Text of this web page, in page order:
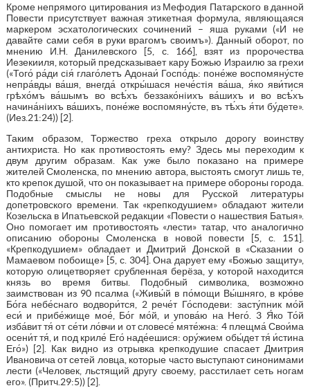
Кроме непрямого цитирования из Мефодия Патарского в данной
Повести присутствует важная этикетная формула, являющаяся
маркером эсхатологических сочинений – яша руками («И не
давайте сами себя в руки врагомъ своимъ»). Данный оборот, по
мнению И.Н. Данилевского [5, с. 166], взят из пророчества
Иезекииля, который предсказывает кару Божью Израилю за грехи
(«Того́ ра́ди сiя́ глаго́летъ Адонаи́ Госпо́дь: поне́же воспомяну́сте
непра́вды ва́шя, внегда́ откры́шася нече́стiя ва́ша, я́ко яви́тися
грѣхо́мъ ва́шымъ во всѣ́хъ беззако́нiихъ ва́шихъ и во всѣ́хъ
начина́нiихъ ва́шихъ, поне́же воспомяну́сте, въ тѣ́хъ я́ти бу́дете».
(Иез.21:24)) [2].
Таким образом, Торжество греха открыло дорогу воинству
антихриста. Но как противостоять ему? Здесь мы переходим к
двум другим образам. Как уже было показано на примере
жителей Смоленска, по мнению автора, выстоять смогут лишь те,
кто крепок душой, что он показывает на примере обороны города.
Подобные смыслы не новы для Русской литературы
допетровского времени. Так «крепкодушием» обладают жители
Козельска в Ипатьевской редакции «Повести о нашествия Батыя».
Оно помогает им противостоять «лести» татар, что аналогично
описанию обороны Смоленска в новой повести [5, с. 151].
«Крепкодушием» обладает и Дмитрий Донской в «Сказании о
Мамаевом побоище» [5, с. 304]. Она дарует ему «Божью защиту»,
которую олицетворяет срубленная берёза, у которой находится
князь во время битвы. Подобный символика, возможно
заимствован из 90 псалма («Живы́й в по́мощи Вы́шняго, в кро́ве
Бо́га небе́снаго водвори́тся, 2 рече́т Го́сподеви: засту́пник мо́й
еси́ и прибе́жище мое́, Бо́г мо́й, и упова́ю на Него́. 3 Я́ко То́й
изба́вит тя́ от се́ти ло́вчи и от словесе́ мяте́жна: 4 плещма́ Свои́ма
осени́т тя́, и под криле́ Его́ наде́ешися: ору́жием обы́дет тя́ и́стина
Его́») [2]. Как видно из отрывка крепкодушие спасает Дмитрия
Ивановича от сетей ловца, которые часто выступают синонимами
лести («Человек, льстящий другу своему, расстилает сеть ногам
его». (Притч.29:5)) [2].